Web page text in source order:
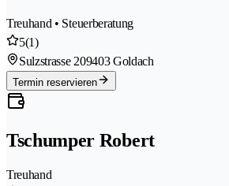
Treuhand • Steuerberatung
5(1)
Sulzstrasse 209403 Goldach
Termin reservieren
Tschumper Robert
Treuhand